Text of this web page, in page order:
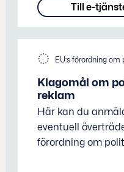
Till e-
EU:s förordning om
Klagomål om
reklam
Här kan du
eventuell
förordning om